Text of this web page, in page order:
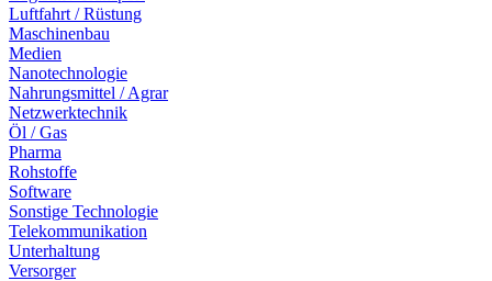
Luftfahrt / Rüstung
Maschinenbau
Medien
Nanotechnologie
Nahrungsmittel / Agrar
Netzwerktechnik
Öl / Gas
Pharma
Rohstoffe
Software
Sonstige Technologie
Telekommunikation
Unterhaltung
Versorger